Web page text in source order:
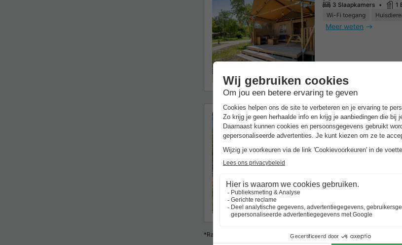
3 Slaapkamers
1
Wi-Fi toegang
Meer weten
Safaritent 8
53m2
8
4 Slaapkamers
2
Huisdieren toegestaan *
*Raadpleeg de details van de accommodatie voor de specifieke